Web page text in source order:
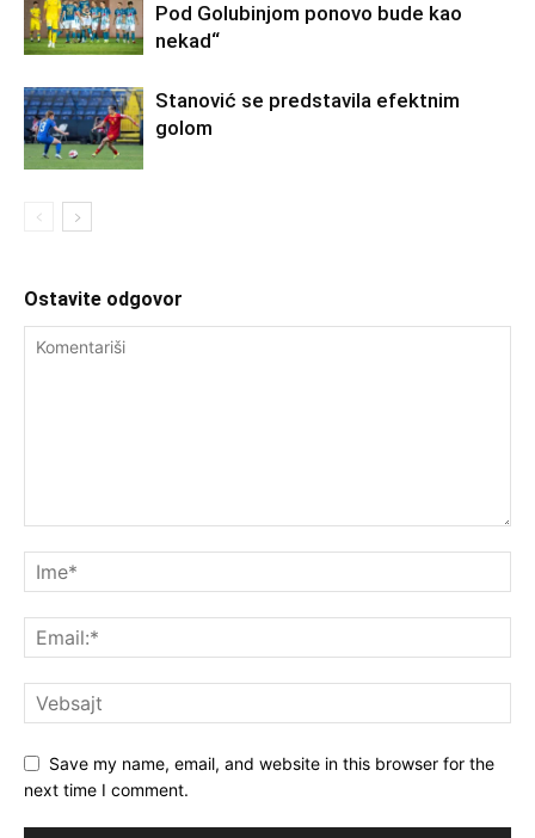
Pod Golubinjom ponovo bude kao
nekad“
Stanović se predstavila efektnim
golom
Ostavite odgovor
Save my name, email, and website in this browser for the
next time I comment.